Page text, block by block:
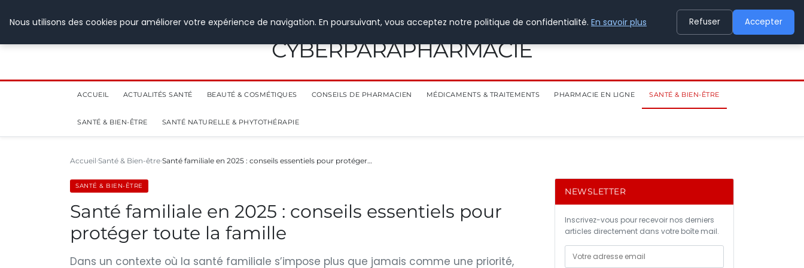
CYBERPARAPHARMACIE
ACCUEIL ACTUALITÉS SANTÉ BEAUTÉ & COSMÉTIQUES CONSEILS DE PHARMACIEN MÉDICAMENTS & TRAITEMENTS PHARMACIE EN LIGNE SANTÉ & BIEN-ÊTRE
SANTÉ & BIEN-ÊTRE SANTÉ NATURELLE & PHYTOTHÉRAPIE
Accueil Santé & Bien-être Santé familiale en 2025 : conseils essentiels pour protéger…
SANTÉ & BIEN-ÊTRE
Santé familiale en 2025 : conseils essentiels pour
protéger toute la famille
Dans un contexte où la santé familiale s’impose plus que jamais comme une priorité,
NEWSLETTER
Inscrivez-vous pour recevoir nos derniers
articles directement dans votre boîte mail.
Nous utilisons des cookies pour améliorer votre expérience de navigation. En poursuivant, vous acceptez notre politique de confidentialité. En savoir plus Refuser Accepter